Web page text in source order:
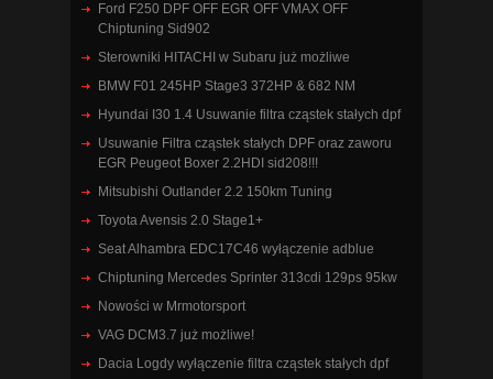
Ford F250 DPF OFF EGR OFF VMAX OFF
Chiptuning Sid902
Sterowniki HITACHI w Subaru już możliwe
BMW F01 245HP Stage3 372HP & 682 NM
Hyundai I30 1.4 Usuwanie filtra cząstek stałych dpf
Usuwanie Filtra cząstek stałych DPF oraz zaworu
EGR Peugeot Boxer 2.2HDI sid208!!!
Mitsubishi Outlander 2.2 150km Tuning
Toyota Avensis 2.0 Stage1+
Seat Alhambra EDC17C46 wyłączenie adblue
Chiptuning Mercedes Sprinter 313cdi 129ps 95kw
Nowości w Mrmotorsport
VAG DCM3.7 już możliwe!
Dacia Logdy wyłączenie filtra cząstek stałych dpf